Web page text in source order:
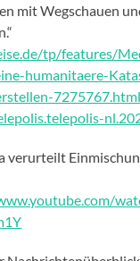
mit Wegschauen
tp/features/
humanitaere-
verurteilt